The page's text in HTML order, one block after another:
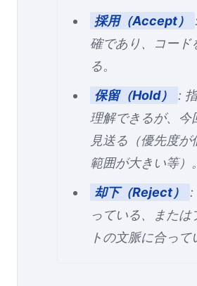
採用（Accept）
確であり、コード
る。
保留（Hold）
:
理解できるが、今
見送る（優先度が
範囲が大きい等）。
却下（Reject）
:
っている、または
トの文脈に合って